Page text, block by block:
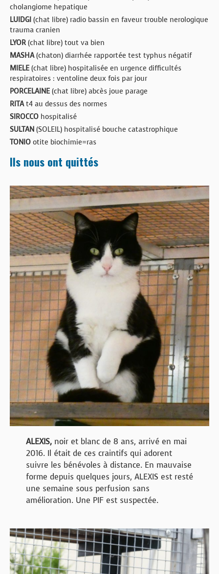
cholangiome hepatique
LUIDGI (chat libre) radio bassin en faveur trouble nerologique
trauma cranien
LYOR(chat libre) tout va bien
MASHA(chaton) diarrhée rapportée test typhus négatif
MIELE (chat libre) hospitalisée en urgence difficultés
respiratoires : ventoline deux fois par jour
PORCELAINE (chat libre) abcès joue parage
RITAt4 au dessus des normes
SIROCCO hospitalisé
SULTAN (SOLEIL) hospitalisé bouche catastrophique
TONIO otite biochimie=ras
Ils nous ont quittés
ALEXIS, noir et blanc de 8 ans, arrivé en mai
2016. Il était de ces craintifs qui adorent
suivre les bénévoles à distance. En mauvaise
forme depuis quelques jours, ALEXIS est resté
une semaine sous perfusion sans
amélioration. Une PIF est suspectée.